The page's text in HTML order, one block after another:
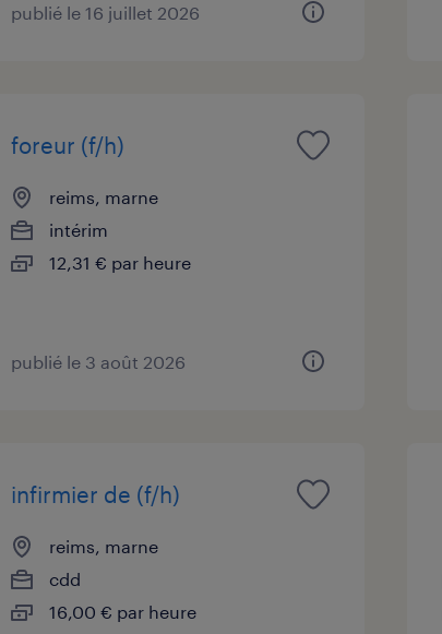
publié le 16 juillet 2026
foreur (f/h)
reims, marne
intérim
12,31 € par heure
publié le 3 août 2026
infirmier de (f/h)
reims, marne
cdd
16,00 € par heure